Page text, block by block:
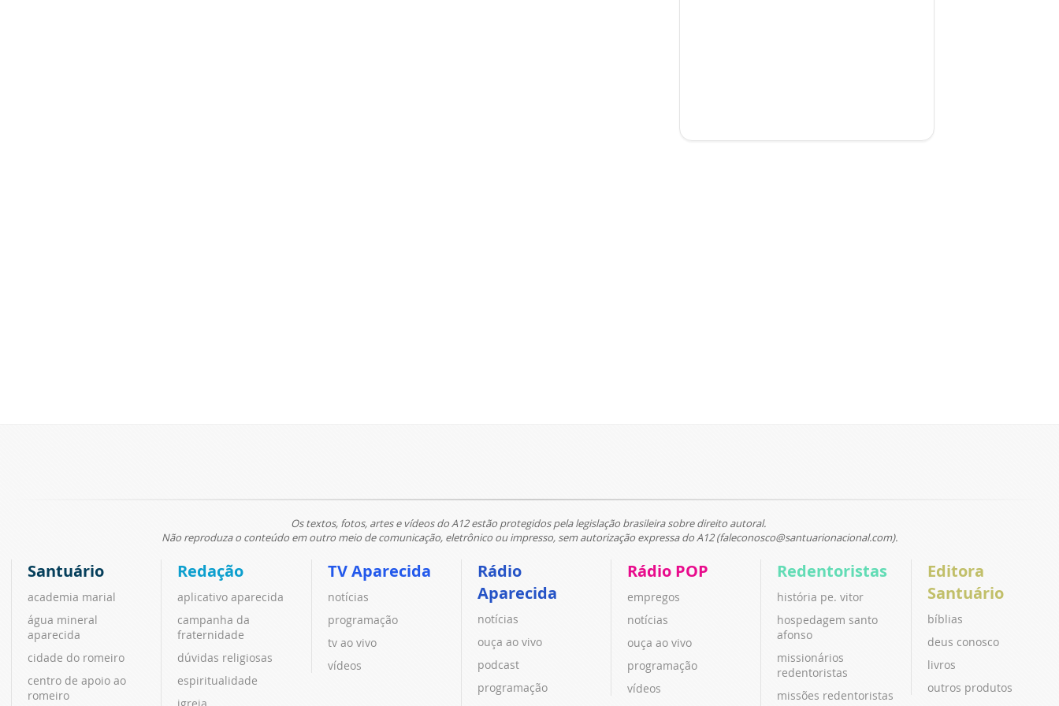
Os textos, fotos, artes e vídeos do A12 estão protegidos pela legislação brasileira sobre direito autoral.
Não reproduza o conteúdo em outro meio de comunicação, eletrônico ou impresso, sem autorização expressa do A12 (faleconosco@santuarionacional.com).
Santuário
academia marial
água mineral
aparecida
cidade do romeiro
centro de apoio ao
romeiro
Redação
aplicativo aparecida
campanha da
fraternidade
dúvidas religiosas
espiritualidade
igreja
TV Aparecida
notícias
programação
tv ao vivo
vídeos
Rádio
Aparecida
notícias
ouça ao vivo
podcast
programação
Rádio POP
empregos
notícias
ouça ao vivo
programação
vídeos
Redentoristas
história pe. vitor
hospedagem santo
afonso
missionários
redentoristas
missões redentoristas
Editora
Santuário
bíblias
deus conosco
livros
outros produtos